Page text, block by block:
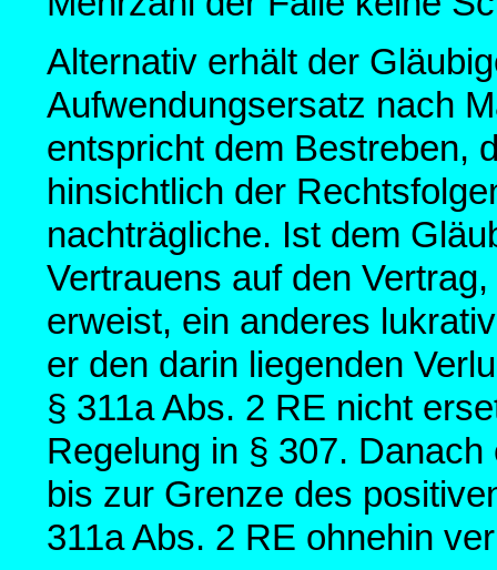
Alternativ erhält der
Aufwendungsersatz nach
entspricht dem Bestreben,
hinsichtlich der
nachträgliche. Ist dem
Vertrauens auf den
erweist, ein anderes
er den darin liegenden
§ 311a Abs. 2 RE nicht
Regelung in § 307.
bis zur Grenze des
311a Abs. 2 RE ohnehin